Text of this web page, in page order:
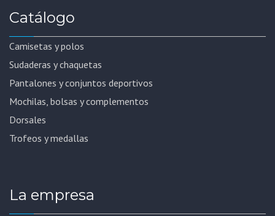
Catálogo
Camisetas y polos
Sudaderas y chaquetas
Pantalones y conjuntos deportivos
Mochilas, bolsas y complementos
Dorsales
Trofeos y medallas
La empresa